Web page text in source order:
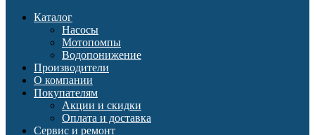
Каталог
Насосы
Мотопомпы
Водопонижение
Производители
О компании
Покупателям
Акции и скидки
Оплата и доставка
Сервис и ремонт